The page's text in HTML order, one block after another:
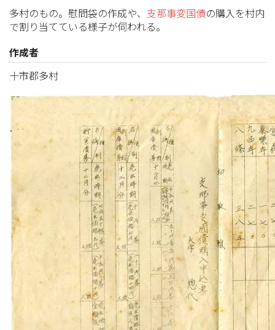
多村のもの。慰問袋の作成や、 支那事変国債の購入を村内
で割り当てている様子が伺われる。
作成者
十市郡多村